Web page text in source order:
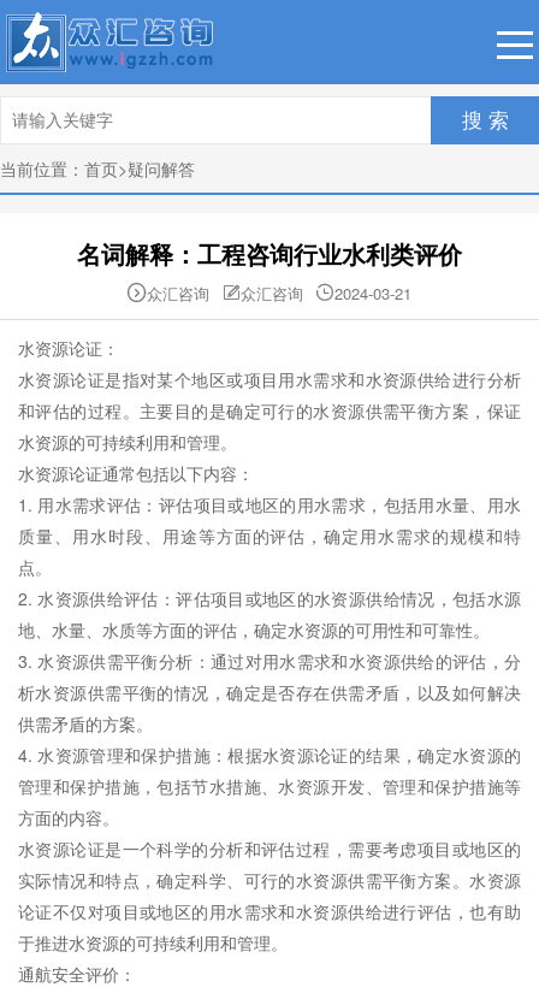
搜 索
当前位置： 首页>疑问解答
名词解释：工程咨询行业水利类评价
众汇咨询 众汇咨询 2024-03-21
水资源论证：
水资源论证是指对某个地区或项目用水需求和水资源供给进行分析
和评估的过程。主要目的是确定可行的水资源供需平衡方案，保证
水资源的可持续利用和管理。
水资源论证通常包括以下内容：
1. 用水需求评估：评估项目或地区的用水需求，包括用水量、用水
质量、用水时段、用途等方面的评估，确定用水需求的规模和特
点。
2. 水资源供给评估：评估项目或地区的水资源供给情况，包括水源
地、水量、水质等方面的评估，确定水资源的可用性和可靠性。
3. 水资源供需平衡分析：通过对用水需求和水资源供给的评估，分
析水资源供需平衡的情况，确定是否存在供需矛盾，以及如何解决
供需矛盾的方案。
4. 水资源管理和保护措施：根据水资源论证的结果，确定水资源的
管理和保护措施，包括节水措施、水资源开发、管理和保护措施等
方面的内容。
水资源论证是一个科学的分析和评估过程，需要考虑项目或地区的
实际情况和特点，确定科学、可行的水资源供需平衡方案。水资源
论证不仅对项目或地区的用水需求和水资源供给进行评估，也有助
于推进水资源的可持续利用和管理。
通航安全评价：